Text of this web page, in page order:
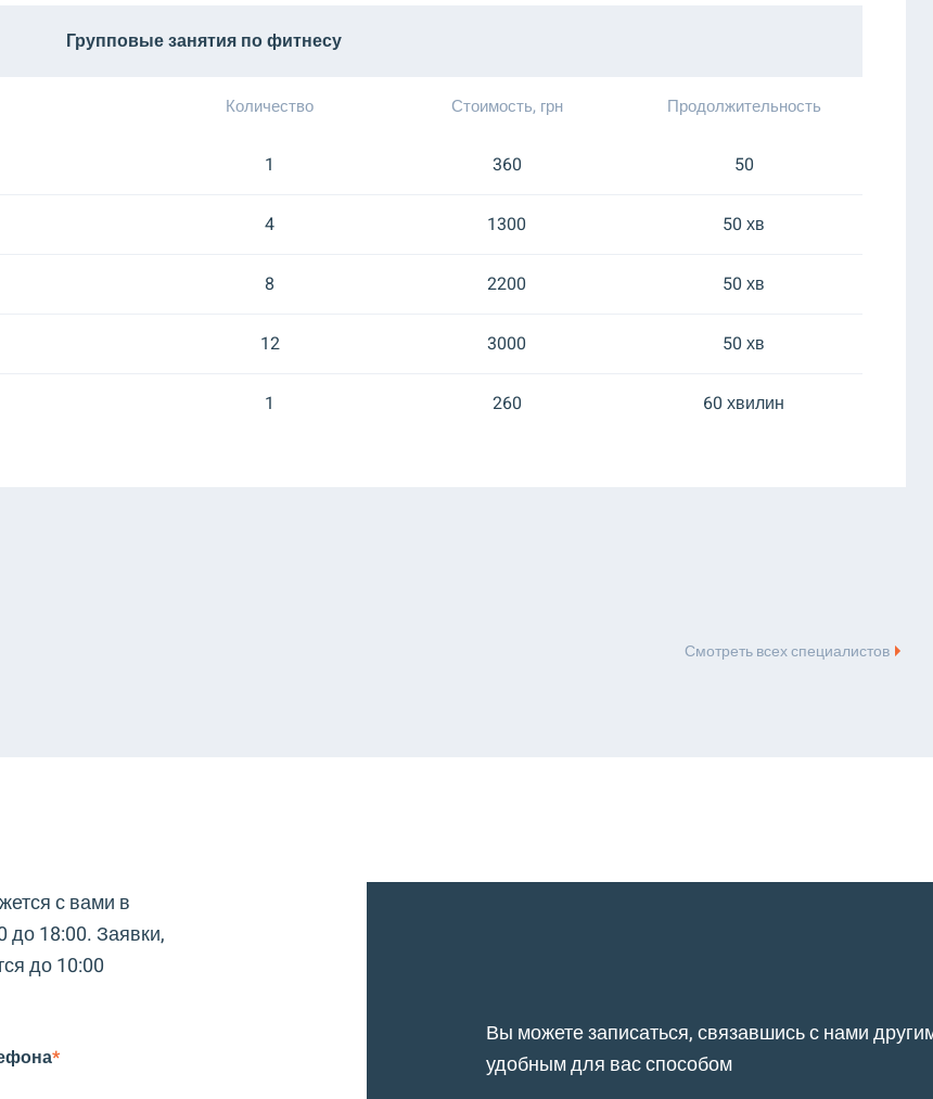
Групповые занятия по фитнесу
Количество Стоимость, грн Продолжительность
1 360 50
4 1300 50 хв
8 2200 50 хв
12 3000 50 хв
1 260 60 хвилин
Смотреть всех специалистов
с вами в
до 18:00. Заявки,
до 10:00
*
Вы можете записаться, связавшись с нами
удобным для вас способом